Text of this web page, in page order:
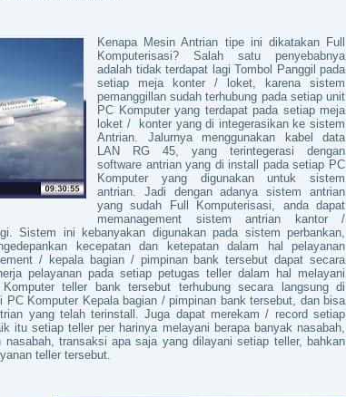
Kenapa Mesin Antrian tipe ini dikatakan Full
Komputerisasi? Salah satu penyebabnya
adalah tidak terdapat lagi Tombol Panggil pada
setiap meja konter / loket, karena sistem
pemanggillan sudah terhubung pada setiap unit
PC Komputer yang terdapat pada setiap meja
loket / konter yang di integerasikan ke sistem
Antrian. Jalurnya menggunakan kabel data
LAN RG 45, yang terintegerasi dengan
software antrian yang di install pada setiap PC
Komputer yang digunakan untuk sistem
antrian. Jadi dengan adanya sistem antrian
yang sudah Full Komputerisasi, anda dapat
memanagement sistem antrian kantor /
Sistem ini kebanyakan digunakan pada sistem perbankan,
kecepatan dan ketepatan dalam hal pelayanan
/ kepala bagian / pimpinan bank tersebut dapat secara
pelayanan pada setiap petugas teller dalam hal melayani
teller bank tersebut terhubung secara langsung di
PC Komputer Kepala bagian / pimpinan bank tersebut, dan bisa
yang telah terinstall. Juga dapat merekam / record setiap
itu setiap teller per harinya melayani berapa banyak nasabah,
nasabah, transaksi apa saja yang dilayani setiap teller, bahkan
teller tersebut.